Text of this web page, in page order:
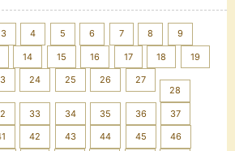
3 4 5 6 7 8 9
14 15 16 17 18 19
24 25 26
27
28
33 34 35 36 37
42 43 44 45 46